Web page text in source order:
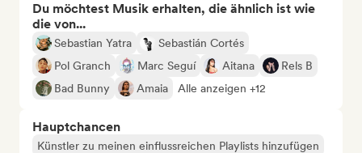
Du möchtest Musik erhalten, die ähnlich ist wie
die von...
Sebastian Yatra
Sebastián Cortés
Pol Granch
Marc Seguí Aitana
Rels B
Bad Bunny
Amaia Alle anzeigen +12
Hauptchancen
Künstler zu meinen einflussreichen Playlists hinzufügen